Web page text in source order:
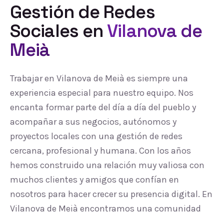
Gestión de Redes
Sociales enVilanova de
Meià
Trabajar en Vilanova de Meià es siempre una
experiencia especial para nuestro equipo. Nos
encanta formar parte del día a día del pueblo y
acompañar a sus negocios, autónomos y
proyectos locales con una gestión de redes
cercana, profesional y humana. Con los años
hemos construido una relación muy valiosa con
muchos clientes y amigos que confían en
nosotros para hacer crecer su presencia digital. En
Vilanova de Meià encontramos una comunidad